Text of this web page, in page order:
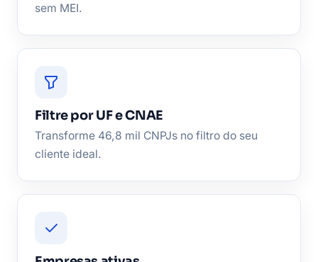
sem MEI.
Filtre por UF e CNAE
Transforme 46,8 mil CNPJs no filtro do seu
cliente ideal.